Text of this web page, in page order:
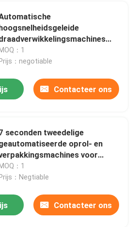
het snijden en wikkelen van
5.5s/pc Medische
draadbundelingapparatuur
：1
：negotiable
Contacteer ons
seconden tweedelige
oprol- en
voor
buizen
en
：1
：Negtiable
Contacteer ons